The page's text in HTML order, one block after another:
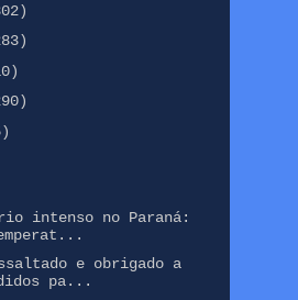
intenso no Paraná:
e obrigado a
pa...